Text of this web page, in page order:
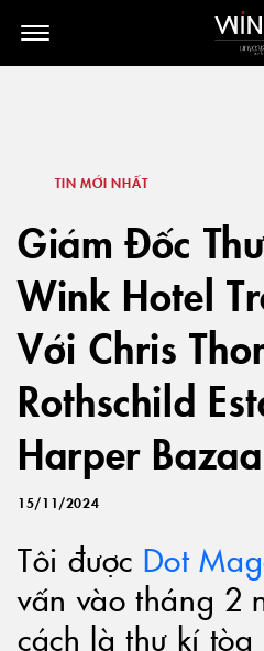
// toolbar-mobile position-
d-block d-lg-none
TIN MỚI NHẤT
Giám Đốc
Wink Hotel
Với Chris
Rothschild
Harper
15/11/2024
Tôi được Dot
vấn vào tháng 2
cách là thư kí